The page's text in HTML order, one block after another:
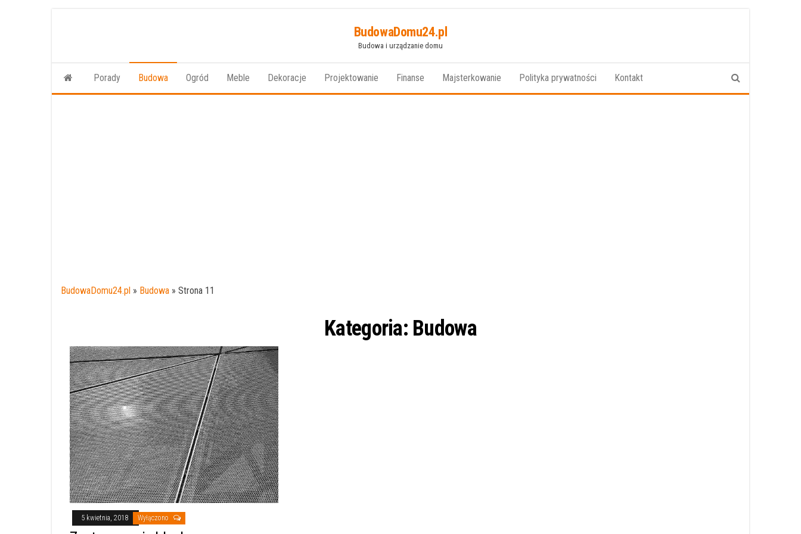
BudowaDomu24.pl
Budowa i urządzanie domu
Porady Budowa Ogród Meble Dekoracje Projektowanie Finanse Majsterkowanie Polityka prywatności Kontakt
BudowaDomu24.pl » Budowa » Strona 11
Kategoria: Budowa
5 kwietnia, 2018 Wyłączono